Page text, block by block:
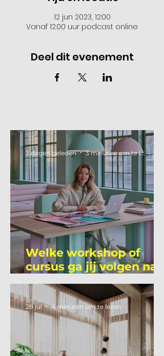
12 jun 2023, 12:00
Vanaf 12.00 uur podcast online
Deel dit evenement
Welke workshop of
cursus ga jij volgen na
je vakantie?
3 dagen geleden 3 minuten om te lezen
28 jul 4 minuten om te lezen